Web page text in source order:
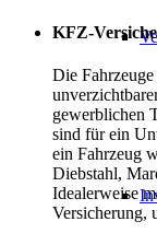
KFZ-
Die
gewerblichen
sind für ein
ein Fahrzeug
Diebstahl,
Idealerweise
Versicherung,